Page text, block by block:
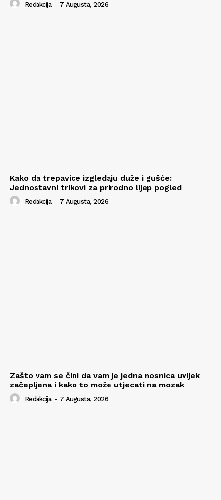
Redakcija - 7 Augusta, 2026
Kako da trepavice izgledaju duže i gušće:
Jednostavni trikovi za prirodno lijep pogled
Redakcija - 7 Augusta, 2026
Zašto vam se čini da vam je jedna nosnica uvijek
začepljena i kako to može utjecati na mozak
Redakcija - 7 Augusta, 2026